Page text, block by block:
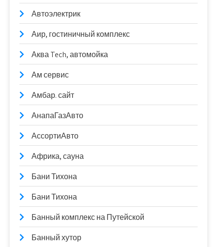
Автоэлектрик
Аир, гостиничный комплекс
Аква Tech, автомойка
Ам сервис
Амбар. сайт
АнапаГазАвто
АссортиАвто
Африка, сауна
Бани Тихона
Бани Тихона
Банный комплекс на Путейской
Банный хутор